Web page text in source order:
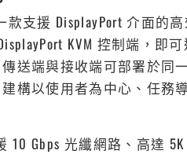
款支援 DisplayPort 介面的
KVM 控制端，
送端與接收端可部署於同
構以使用者為中心、任務
10 Gbps 光纖網路、高達